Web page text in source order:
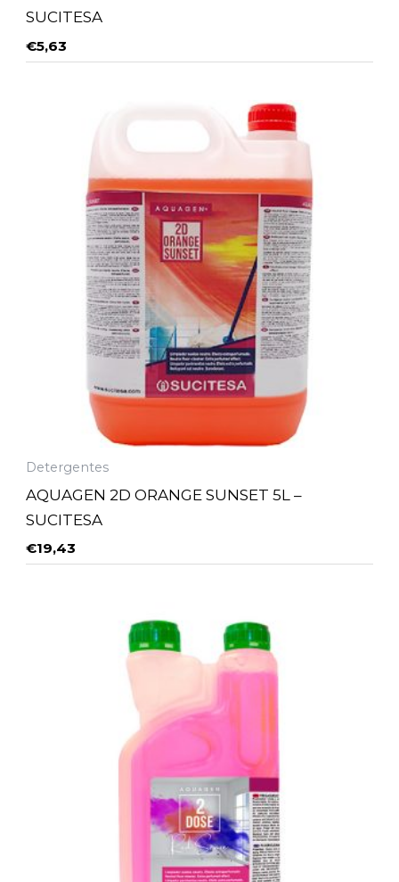
SUCITESA
€5,63
Detergentes
AQUAGEN 2D ORANGE SUNSET 5L –
SUCITESA
€19,43